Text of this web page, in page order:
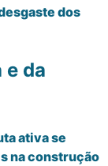
dos
e da
ativa se
na construção